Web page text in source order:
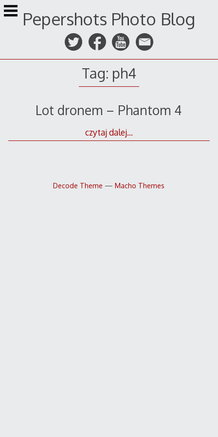
Przejdź
do
Pepershots Photo Blog
Tag: ph4
Lot dronem – Phantom 4
czytaj dalej…
Decode Theme —Macho Themes